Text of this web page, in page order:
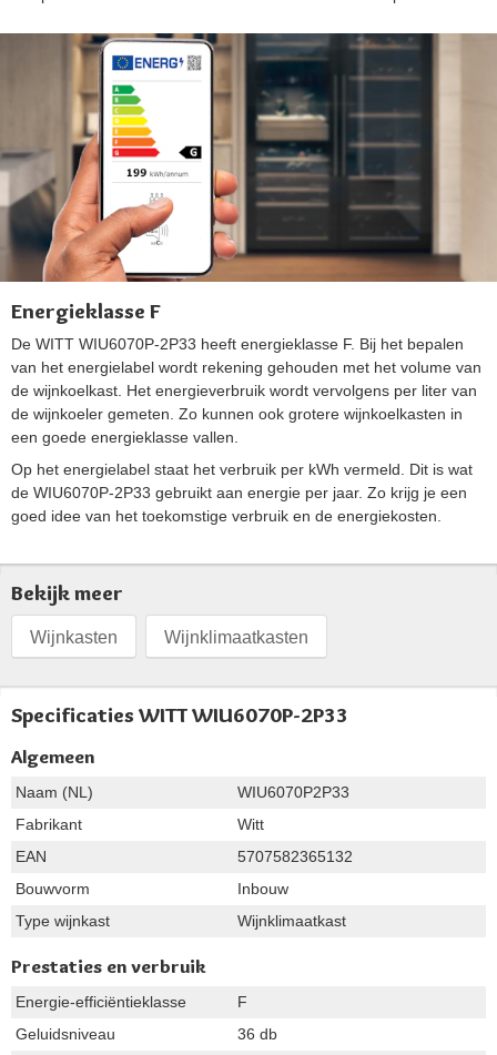
Energieklasse F
De WITT WIU6070P-2P33 heeft energieklasse F. Bij het bepalen
van het energielabel wordt rekening gehouden met het volume van
de wijnkoelkast. Het energieverbruik wordt vervolgens per liter van
de wijnkoeler gemeten. Zo kunnen ook grotere wijnkoelkasten in
een goede energieklasse vallen.
Op het energielabel staat het verbruik per kWh vermeld. Dit is wat
de WIU6070P-2P33 gebruikt aan energie per jaar. Zo krijg je een
goed idee van het toekomstige verbruik en de energiekosten.
Bekijk meer
Wijnkasten Wijnklimaatkasten
Specificaties WITT WIU6070P-2P33
Algemeen
Naam (NL)
WIU6070P2P33
Fabrikant
Witt
EAN
5707582365132
Bouwvorm
Inbouw
Type wijnkast
Wijnklimaatkast
Prestaties en verbruik
Energie-efficiëntieklasse
F
Geluidsniveau
36 db